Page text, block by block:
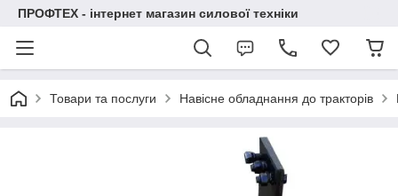
ПРОФТЕХ - інтернет магазин силової техніки
Товари та послуги Навісне обладнання до тракторів